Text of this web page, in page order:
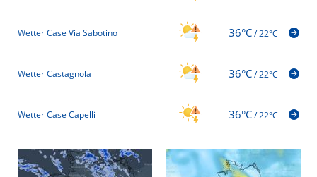
Wetter Case Via Sabotino 36°C/22°C
Wetter Castagnola 36°C/22°C
Wetter Case Capelli 36°C/22°C